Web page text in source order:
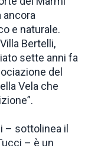
ancora
e naturale.
Bertelli,
sette anni fa
del
Vela che
– sottolinea il
– è un